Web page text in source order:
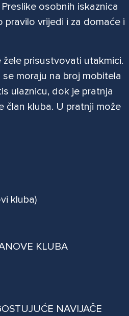
osobnih iskaznica
pravilo vrijedi i za domaće i
prisustvovati utakmici.
moraju na broj mobitela
ulaznicu, dok je pratnja
član kluba. U pratnji može
kluba)
KLUBA
NAVIJAČE